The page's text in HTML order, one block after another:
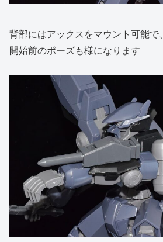
背部にはアックスをマウント可能で
開始前のポーズも様になります